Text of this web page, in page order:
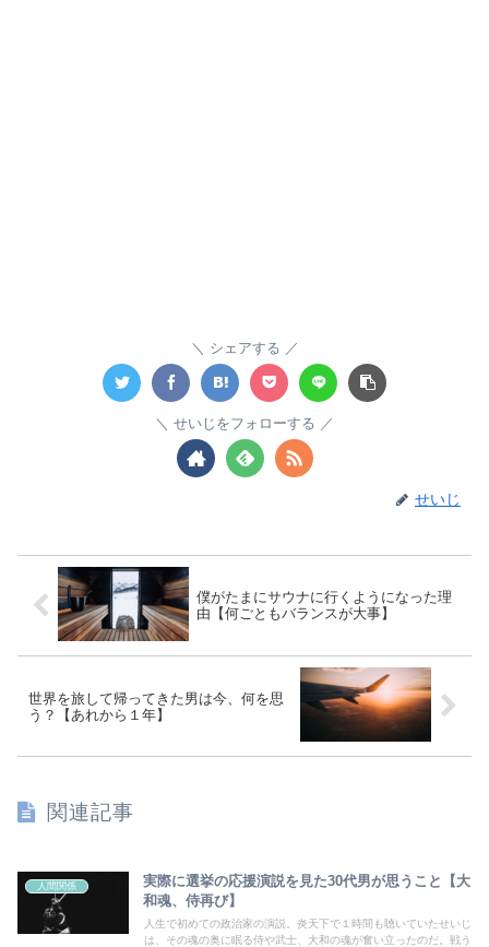
シェアする
せいじをフォローする
せいじ
僕がたまにサウナに行くようになった理
由【何ごともバランスが大事】
世界を旅して帰ってきた男は今、何を思
う？【あれから１年】
関連記事
人間関係
実際に選挙の応援演説を見た30代男が思うこと【大
和魂、侍再び】
人生で初めての政治家の演説。炎天下で１時間も聴いていたせいじ
は、その魂の奥に眠る侍や武士、大和の魂が奮い立ったのだ。戦う